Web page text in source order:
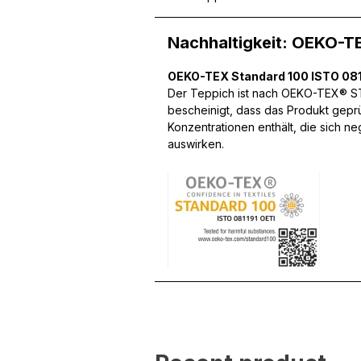
Nachhaltigkeit: OEKO-
OEKO-TEX Standard 100 ISTO
Der Teppich ist nach OEKO-TEX®
bescheinigt, dass das Produkt
Konzentrationen enthält, die sich
auswirken.
können und um unseren
Website an unsere
mit weiteren Daten
Dienste gesammelt haben.
Notwendig
Notwendige Cookies sind
Beispiel das Bereitstellen
speichern keine
Präferenzen